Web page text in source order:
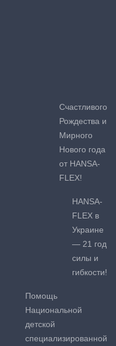
Счастливого
Рождества и
Мирного
Нового года
от HANSA-
FLEX!
HANSA-
FLEX в
Украине
— 21 год
силы и
гибкости!
Помощь
Национальной
детской
специализированной